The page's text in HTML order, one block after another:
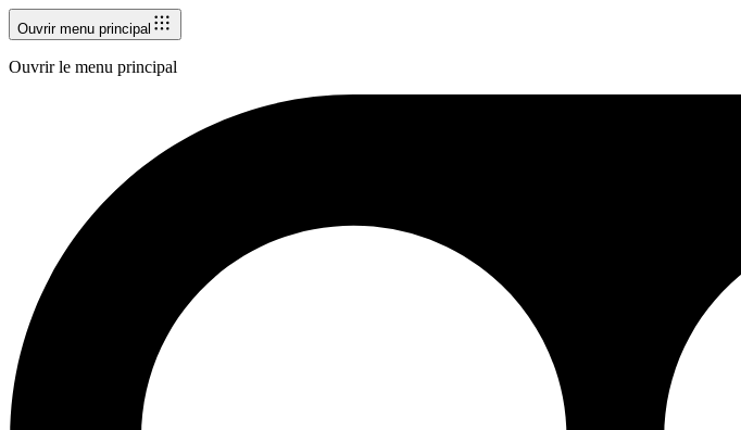
Ouvrir menu principal
Ouvrir le menu principal